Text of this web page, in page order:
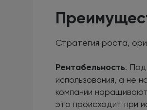
Стратегия роста,
Рентабельность.
использования, а не
компании
это происходит при